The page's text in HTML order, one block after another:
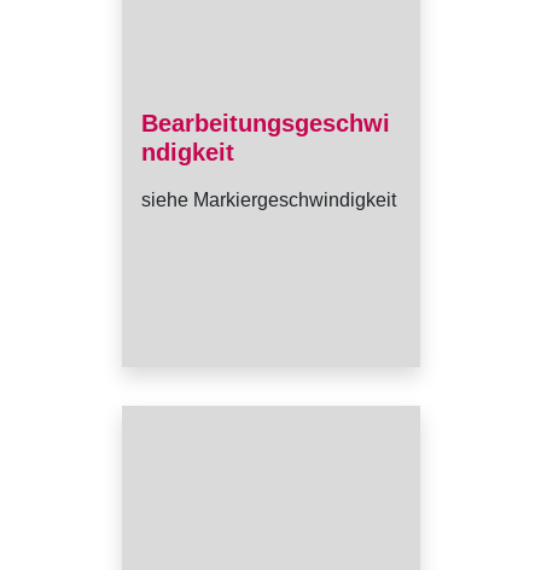
Bearbeitungsgeschwi
ndigkeit
siehe Markiergeschwindigkeit